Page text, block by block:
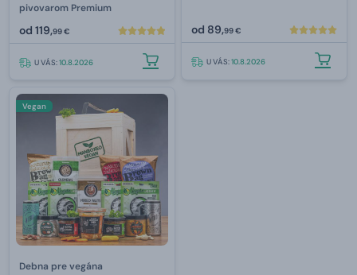
pivovarom Premium
od 119,99 €
U VÁS:10.8.2026
od 89,99 €
U VÁS:10.8.2026
Vegan
Debna pre vegána